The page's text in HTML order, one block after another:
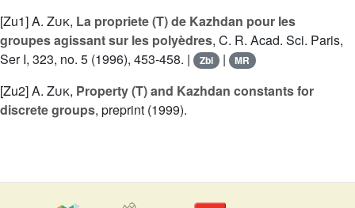
[Zu1]A. Zuk, La propriete (T) de Kazhdan pour les
groupes agissant sur les polyèdres, C. R. Acad. Sci. Paris,
Ser I, 323, no. 5 (1996), 453-458. |
Zbl | MR
[Zu2]A. Zuk, Property (T) and Kazhdan constants for
discrete groups, preprint (1999).